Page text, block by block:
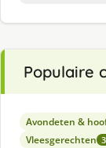
Populaire
Avondeten &
Vleesgerechten